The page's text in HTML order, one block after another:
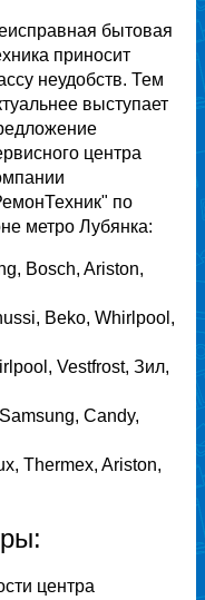
бытовая
приносит
неудобств. Тем
выступает
центра
по
метро Лубянка:
Bosch, Ariston,
Beko, Whirlpool,
Vestfrost, Зил,
Candy,
Thermex, Ariston,
центра